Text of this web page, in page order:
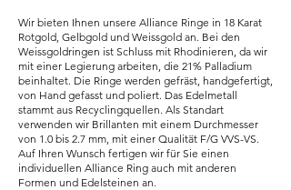
Wir bieten Ihnen unsere Alliance Ringe in 18 Karat
Rotgold, Gelbgold und Weissgold an. Bei den
Weissgoldringen ist Schluss mit Rhodinieren, da wir
mit einer Legierung arbeiten, die 21% Palladium
beinhaltet. Die Ringe werden gefräst, handgefertigt,
von Hand gefasst und poliert. Das Edelmetall
stammt aus Recyclingquellen. Als Standart
verwenden wir Brillanten mit einem Durchmesser
von 1.0 bis 2.7 mm, mit einer Qualität F/G VVS-VS.
Auf Ihren Wunsch fertigen wir für Sie einen
individuellen Alliance Ring auch mit anderen
Formen und Edelsteinen an.